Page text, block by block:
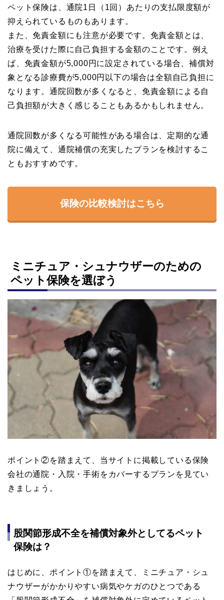
ペット保険は、通院1日（1回）あたりの支払限度額が
抑えられているものもあります。
また、免責金額にも注意が必要です。免責金額とは、
治療を受けた際に自己負担する金額のことです。例え
ば、免責金額が5,000円に設定されている場合、補償対
象となる診療費が5,000円以下の場合は全額自己負担に
なります。通院回数が多くなると、免責金額による自
己負担額が大きく感じることもあるかもしれません。
通院回数が多くなる可能性がある場合は、定期的な通
院に備えて、通院補償の充実したプランを検討するこ
ともおすすめです。
保険の比較検討はこちら
ミニチュア・シュナウザーのための
ペット保険を選ぼう
ポイント②を踏まえて、当サイトに掲載している保険
会社の通院・入院・手術をカバーするプランを見てい
きましょう。
股関節形成不全を補償対象外としてるペット
保険は？
はじめに、ポイント①を踏まえて、ミニチュア・シュ
ナウザーがかかりやすい病気やケガのひとつである